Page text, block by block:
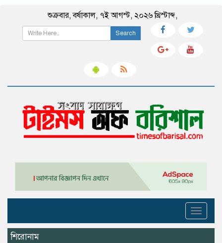
শুক্রবার,বর্ষাকাল, ৭ই আগস্ট, ২০২৬ খ্রিস্টাব্দ,
Search
Toggle
শিরোনাম